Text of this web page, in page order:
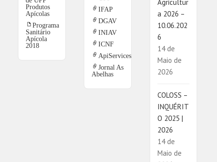
Produtos
Apícolas
Programa
Sanitário
Apícola
2018
IFAP
DGAV
INIAV
ICNF
ApiServices
Jornal As
Abelhas
Agricultur
a 2026 –
10.06.202
6
14 de
Maio de
2026
COLOSS –
INQUÉRIT
O 2025 |
2026
14 de
Maio de